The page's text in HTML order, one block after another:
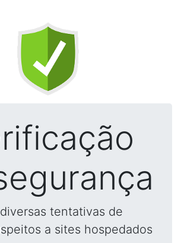
tentativas de
a sites hospedados